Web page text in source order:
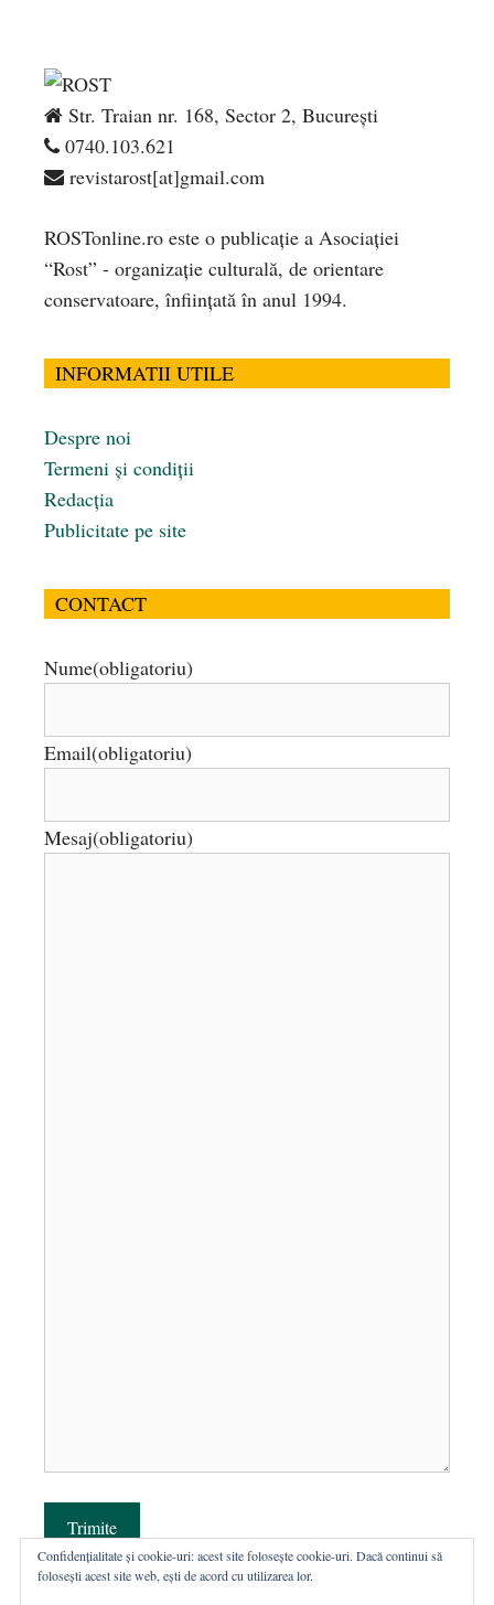
Str. Traian nr. 168, Sector 2, București
0740.103.621
revistarost[at]gmail.com
ROSTonline.ro este o publicaţie a Asociaţiei
“Rost” - organizaţie culturală, de orientare
conservatoare, înfiinţată în anul 1994.
INFORMATII UTILE
Despre noi
Termeni și condiții
Redacția
Publicitate pe site
CONTACT
Nume(obligatoriu)
Email(obligatoriu)
Mesaj(obligatoriu)
Trimite
Confidențialitate și cookie-uri: acest site folosește cookie-uri. Dacă continui să
folosești acest site web, ești de acord cu utilizarea lor.